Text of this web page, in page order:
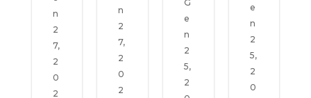
n
2
7,
2
0
2
n
2
7,
2
0
2
G
e
n
2
5,
2
e
n
2
5,
2
0